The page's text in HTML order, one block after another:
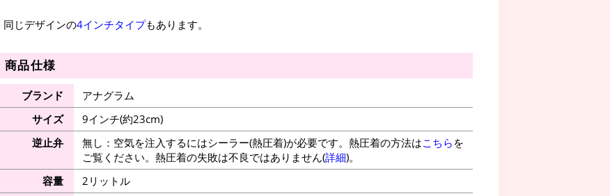
同じデザインの4インチタイプもあります。
商品仕様
ブランド
アナグラム
サイズ
9インチ(約23cm)
逆止弁
無し：空気を注入するにはシーラー(熱圧着)が必要です。熱圧着の方法はこちら を
ご覧ください。熱圧着の失敗は不良ではありません(詳細)。
容量
2リットル